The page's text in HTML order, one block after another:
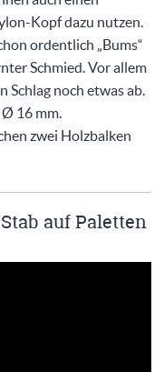
Kopf dazu nutzen.
ordentlich „Bums“
Schmied. Vor allem
Schlag noch etwas ab.
Ø 16 mm.
zwei Holzbalken
auf Paletten